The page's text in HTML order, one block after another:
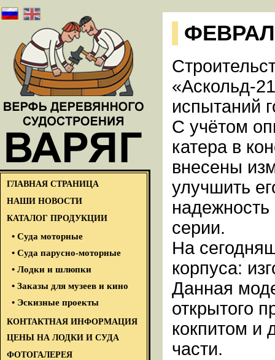
ГЛАВНАЯ СТРАНИЦА
НАШИ НОВОСТИ
КАТАЛОГ ПРОДУКЦИИ
• Суда моторные
• Суда парусно-моторные
• Лодки и шлюпки
• Заказы для музеев и кино
• Эскизные проекты
КОНТАКТНАЯ ИНФОРМАЦИЯ
ЦЕНЫ НА ЛОДКИ И СУДА
ФОТОГАЛЕРЕЯ
«Аскольд-
испытаний
С учётом
катера в
внесены
улучшить
надежность
серии.
На
корпуса:
Данная
открытого
кокпитом и
части.